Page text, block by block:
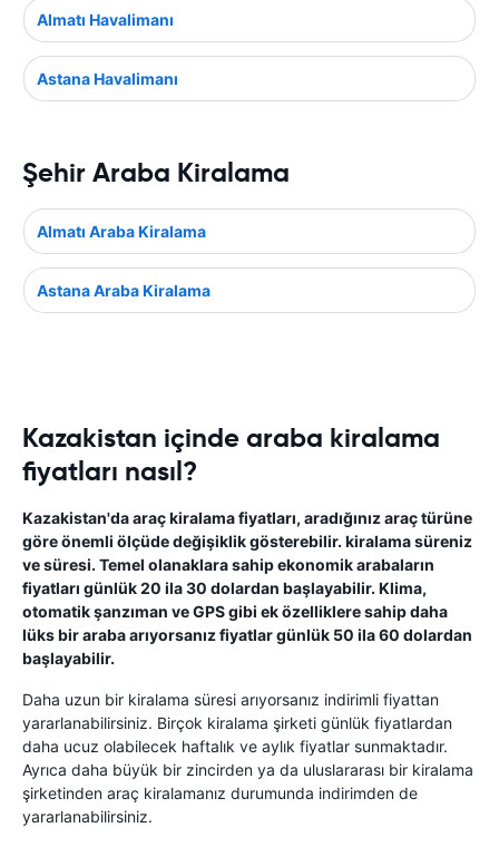
Almatı Havalimanı
Astana Havalimanı
Şehir Araba Kiralama
Almatı Araba Kiralama
Astana Araba Kiralama
Kazakistan içinde araba kiralama
fiyatları nasıl?
Kazakistan'da araç kiralama fiyatları, aradığınız araç türüne
göre önemli ölçüde değişiklik gösterebilir. kiralama süreniz
ve süresi. Temel olanaklara sahip ekonomik arabaların
fiyatları günlük 20 ila 30 dolardan başlayabilir. Klima,
otomatik şanzıman ve GPS gibi ek özelliklere sahip daha
lüks bir araba arıyorsanız fiyatlar günlük 50 ila 60 dolardan
başlayabilir.
Daha uzun bir kiralama süresi arıyorsanız indirimli fiyattan
yararlanabilirsiniz. Birçok kiralama şirketi günlük fiyatlardan
daha ucuz olabilecek haftalık ve aylık fiyatlar sunmaktadır.
Ayrıca daha büyük bir zincirden ya da uluslararası bir kiralama
şirketinden araç kiralamanız durumunda indirimden de
yararlanabilirsiniz.